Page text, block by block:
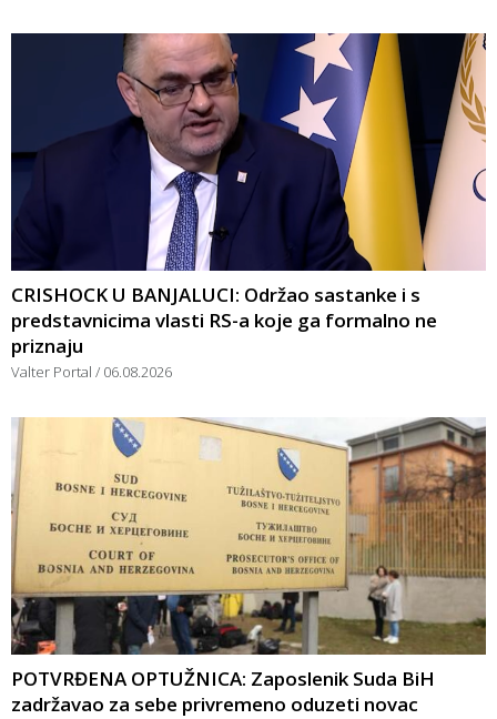
CRISHOCK U BANJALUCI: Održao sastanke i s
predstavnicima vlasti RS-a koje ga formalno ne
priznaju
Valter Portal 06.08.2026
POTVRĐENA OPTUŽNICA: Zaposlenik Suda BiH
zadržavao za sebe privremeno oduzeti novac